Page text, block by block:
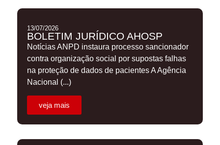
13/07/2026
BOLETIM JURÍDICO AHOSP
Notícias ANPD instaura processo sancionador
contra organização social por supostas falhas
na proteção de dados de pacientes A Agência
Nacional (...)
veja mais